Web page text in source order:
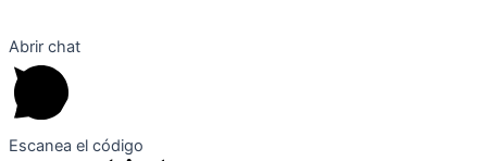
Abrir chat
Escanea el código